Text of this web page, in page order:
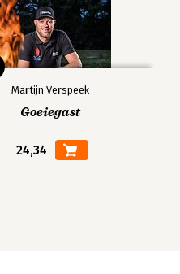
Martijn Verspeek
Goeiegast
24,34